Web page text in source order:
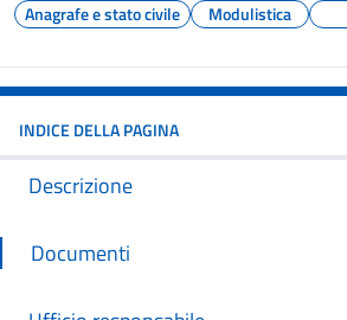
Anagrafe e stato civile Modulistica
INDICE DELLA PAGINA
Descrizione
Documenti